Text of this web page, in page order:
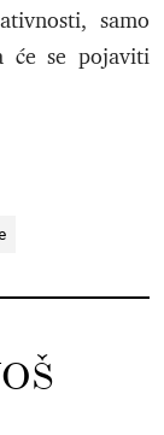
samo
će se pojaviti